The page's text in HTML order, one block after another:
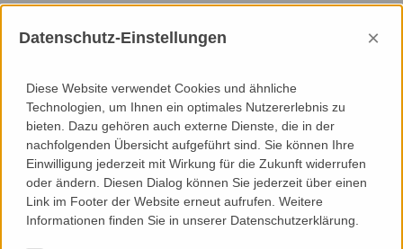
Facade-Lab
Research and Development
Datenschutz-Einstellungen ×
Diese Website verwendet Cookies und ähnliche
Technologien, um Ihnen ein optimales Nutzererlebnis zu
bieten. Dazu gehören auch externe Dienste, die in der
nachfolgenden Übersicht aufgeführt sind. Sie können Ihre
Einwilligung jederzeit mit Wirkung für die Zukunft widerrufen
oder ändern. Diesen Dialog können Sie jederzeit über einen
Link im Footer der Website erneut aufrufen. Weitere
Informationen finden Sie in unserer Datenschutzerklärung.